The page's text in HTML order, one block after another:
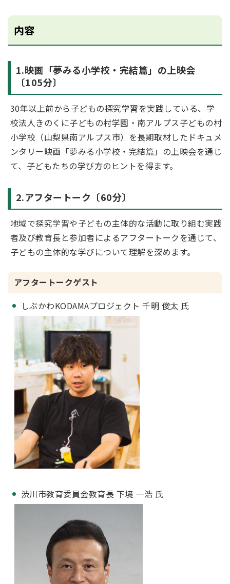
内容
1.映画「夢みる小学校・完結篇」の上映会
〔105分〕
30年以上前から子どもの探究学習を実践している、学
校法人きのくに子どもの村学園・南アルプス子どもの村
小学校（山梨県南アルプス市）を長期取材したドキュメ
ンタリー映画「夢みる小学校・完結篇」の上映会を通じ
て、子どもたちの学び方のヒントを得ます。
2.アフタートーク〔60分〕
地域で探究学習や子どもの主体的な活動に取り組む実践
者及び教育長と参加者によるアフタートークを通じて、
子どもの主体的な学びについて理解を深めます。
アフタートークゲスト
しぶかわKODAMAプロジェクト 千明 俊太 氏
渋川市教育委員会教育長 下境 一浩 氏